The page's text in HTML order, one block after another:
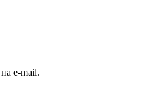
e-mail.